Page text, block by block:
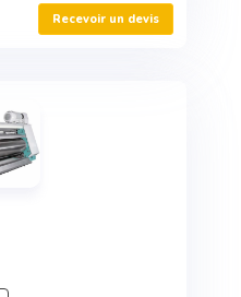
Recevoir un devis